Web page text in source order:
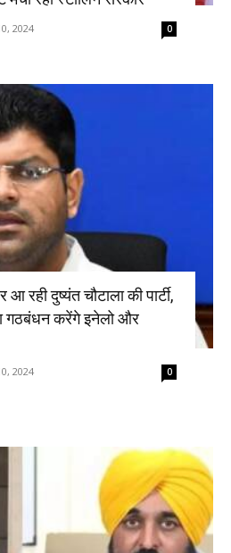
2024 0
रही दुष्यंत चौटाला की पार्टी,
गठबंधन करेंगे इनेलो और
2024 0